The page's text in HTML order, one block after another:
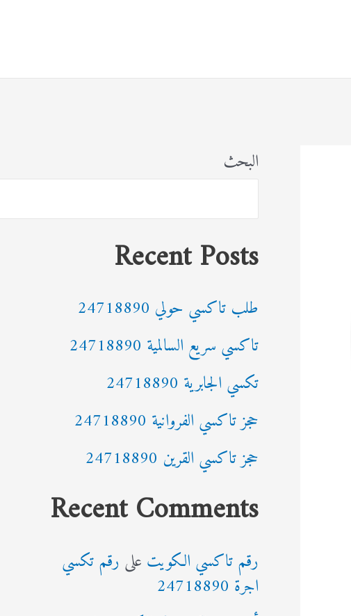
البحث
Recent Posts
طلب تاكسي حولي 24718890
تاكسي سريع السالمية 24718890
تكسي الجابرية 24718890
حجز تاكسي الفروانية 24718890
حجز تاكسي القرين 24718890
Recent Comments
رقم تاكسي الكويت على رقم تكسي
اجرة 24718890